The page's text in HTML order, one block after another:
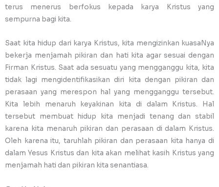
terus menerus berfokus kepada karya Kristus yang
sempurna bagi kita.
Saat kita hidup dari karya Kristus, kita mengizinkan kuasaNya
bekerja menjamah pikiran dan hati kita agar sesuai dengan
Firman Kristus. Saat ada sesuatu yang mengganggu kita, kita
tidak lagi mengidentifikasikan diri kita dengan pikiran dan
perasaan yang merespon hal yang mengganggu tersebut.
Kita lebih menaruh keyakinan kita di dalam Kristus. Hal
tersebut membuat hidup kita menjadi tenang dan stabil
karena kita menaruh pikiran dan perasaan di dalam Kristus.
Oleh karena itu, taruhlah pikiran dan perasaan kita hanya di
dalam Yesus Kristus dan kita akan melihat kasih Kristus yang
menjamah hati dan pikiran kita senantiasa.